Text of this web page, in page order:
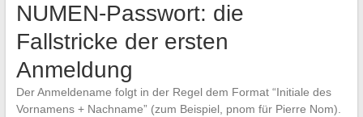
NUMEN-Passwort: die
Fallstricke der ersten
Anmeldung
Der Anmeldename folgt in der Regel dem Format “Initiale des
Vornamens + Nachname” (zum Beispiel, pnom für Pierre Nom).